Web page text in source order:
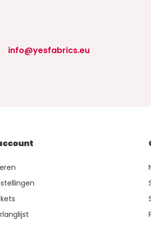
info@yesfabrics.eu